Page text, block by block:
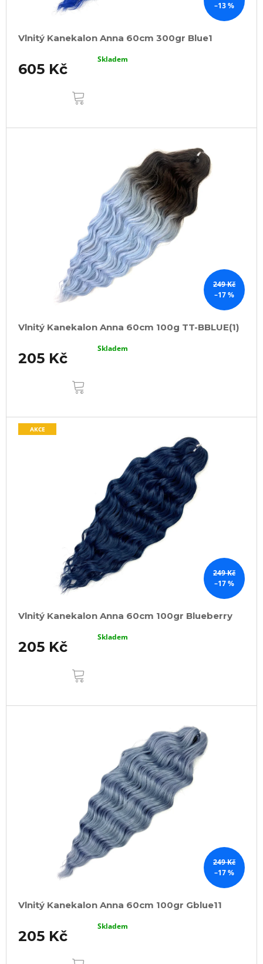
–13 %
Vlnitý Kanekalon Anna 60cm 300gr Blue1
605 Kč
Skladem
249 Kč
–17 %
Vlnitý Kanekalon Anna 60cm 100g TT-BBLUE(1)
205 Kč
Skladem
249 Kč
–17 %
AKCE
Vlnitý Kanekalon Anna 60cm 100gr Blueberry
205 Kč
Skladem
249 Kč
–17 %
Vlnitý Kanekalon Anna 60cm 100gr Gblue11
205 Kč
Skladem